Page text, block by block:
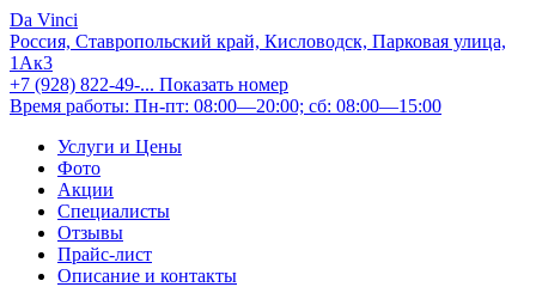
Da Vinci
Россия, Ставропольский край, Кисловодск, Парковая улица,
1Ак3
+7 (928) 822-49-... Показать номер
Время работы: Пн-пт: 08:00—20:00; сб: 08:00—15:00
Услуги и Цены
Фото
Акции
Специалисты
Отзывы
Прайс-лист
Описание и контакты